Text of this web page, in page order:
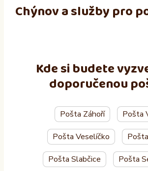
Chýnov a služby pro
Kde si budete
doporučenou
Pošta Záhoří Pošta
Pošta Veselíčko
Pošta Slabčice Pošta